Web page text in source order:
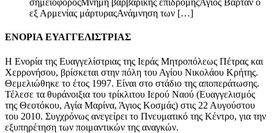
σημειοφόροςΜνήμη βαρβαρικής επιδρομήςΆγιος Βάρταν ο
εξ Αρμενίας μάρτυραςΑνάμνηση των […]
ΕΝΟΡΙΑ ΕΥΑΓΓΕΛΙΣΤΡΙΑΣ
Η Ενορία της Ευαγγελίστριας της Ιεράς Μητροπόλεως Πέτρας και
Χερρονήσου, βρίσκεται στην πόλη του Αγίου Νικολάου Κρήτης.
Θεμελιώθηκε το έτος 1997. Είναι στο στάδιο της αποπεράτωσης.
Τέλεσε τα θυράνοιξια του τρίκλιτου Ιερού Ναού (Ευαγγελισμός
της Θεοτόκου, Αγία Μαρίνα, Άγιος Κοσμάς) στις 22 Αυγούστου
του 2010. Συγχρόνως ανεγείρει το Πνευματικό της Κέντρο, για την
εξυπηρέτηση των ποιμαντικών της αναγκών.